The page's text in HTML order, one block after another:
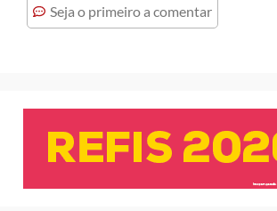
Seja o primeiro a comentar